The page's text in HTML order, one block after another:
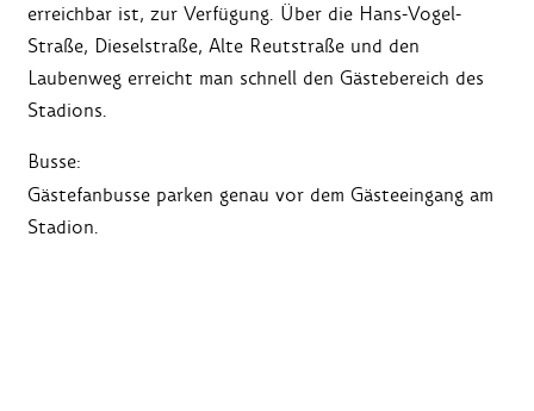
erreichbar ist, zur Verfügung. Über die Hans-Vogel-
Straße, Dieselstraße, Alte Reutstraße und den
Laubenweg erreicht man schnell den Gästebereich des
Stadions.
Busse:
Gästefanbusse parken genau vor dem Gästeeingang am
Stadion.